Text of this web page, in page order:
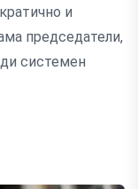
и
председатели,
системен